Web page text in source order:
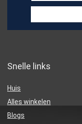
Snelle links
Huis
Alles winkelen
Blogs